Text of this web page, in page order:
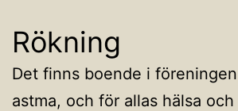
Rökning
Det finns boende i
astma, och för allas hälsa